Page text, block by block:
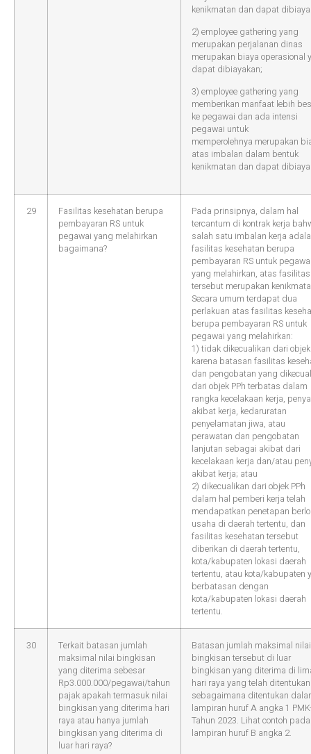
kenikmatan dan dapat
2) employee gathering yang
merupakan perjalanan dinas
merupakan biaya operasional
dapat dibiayakan;
3) employee gathering yang
memberikan manfaat lebih
ke pegawai dan ada intensi
pegawai untuk
memperolehnya merupakan
atas imbalan dalam bentuk
kenikmatan dan dapat
29
Fasilitas kesehatan berupa
pembayaran RS untuk
pegawai yang melahirkan
bagaimana?
Pada prinsipnya, dalam hal
tercantum di kontrak kerja
salah satu imbalan kerja
fasilitas kesehatan berupa
pembayaran RS untuk
yang melahirkan, atas fasilitas
tersebut merupakan
Secara umum terdapat dua
perlakuan atas fasilitas
berupa pembayaran RS untuk
pegawai yang melahirkan:
1) tidak dikecualikan dari objek
karena batasan fasilitas
dan pengobatan yang
dari objek PPh terbatas dalam
rangka kecelakaan kerja,
akibat kerja, kedaruratan
penyelamatan jiwa, atau
perawatan dan pengobatan
lanjutan sebagai akibat dari
kecelakaan kerja dan/atau
akibat kerja; atau
2) dikecualikan dari objek PPh
dalam hal pemberi kerja telah
mendapatkan penetapan
usaha di daerah tertentu, dan
fasilitas kesehatan tersebut
diberikan di daerah tertentu,
kota/kabupaten lokasi daerah
tertentu, atau kota/kabupaten
berbatasan dengan
kota/kabupaten lokasi daerah
tertentu.
30
Terkait batasan jumlah
maksimal nilai bingkisan
yang diterima sebesar
Rp3.000.000/pegawai/tahun
pajak apakah termasuk nilai
bingkisan yang diterima hari
raya atau hanya jumlah
bingkisan yang diterima di
luar hari raya?
Batasan jumlah maksimal nilai
bingkisan tersebut di luar
bingkisan yang diterima di
hari raya yang telah ditentukan
sebagaimana ditentukan
lampiran huruf A angka 1
Tahun 2023. Lihat contoh pada
lampiran huruf B angka 2.